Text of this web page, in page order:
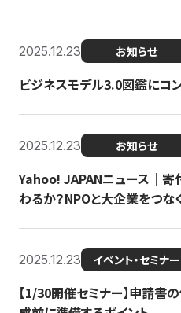
2025.12.23 お知らせ
ビジネスモデル3.0図鑑にコ
2025.12.23 お知らせ
Yahoo! JAPANニュース｜
わるか？NPOと大企業をつな
2025.12.23 イベント・セミナー
【1/30開催セミナー】申請書